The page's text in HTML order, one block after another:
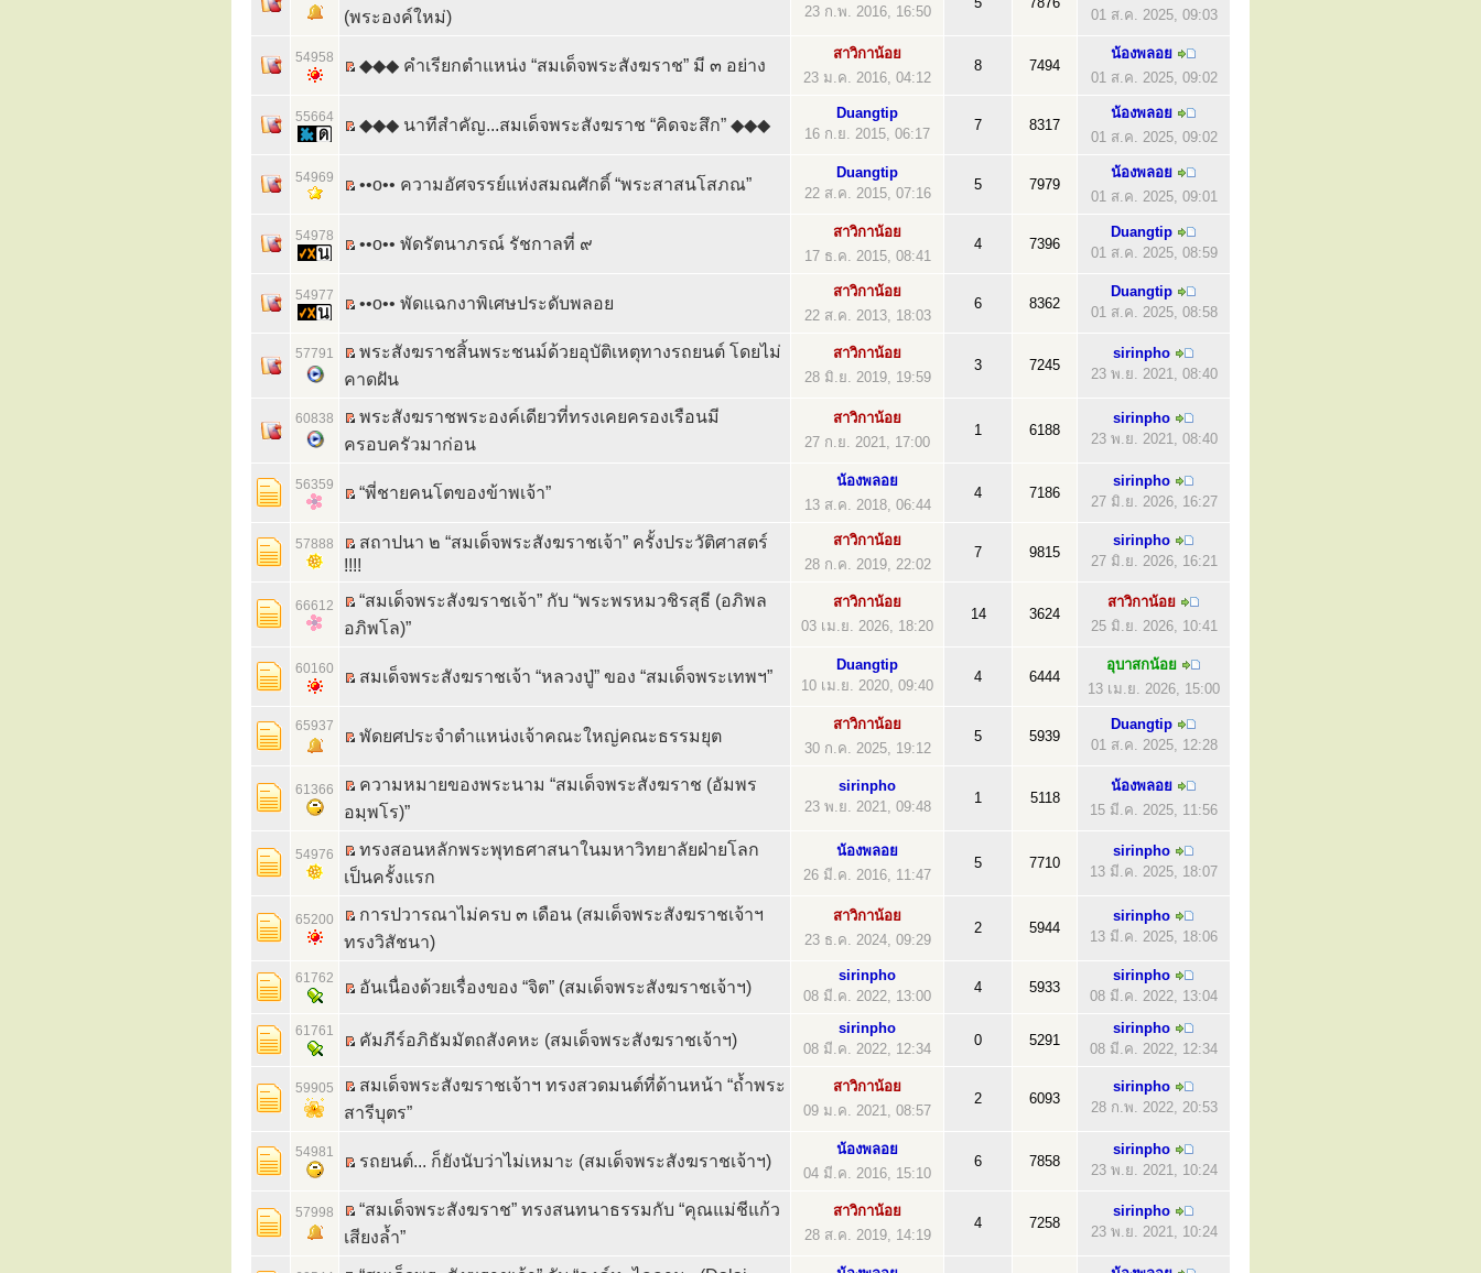
(พระองค์ใหม่)
23 ก.พ. 2016, 16:50
01 ส.ค. 2025, 09:03
54958 ◆◆◆ คำเรียกตำแหน่ง “สมเด็จพระสังฆราช” มี ๓ อย่าง
สาวิกาน้อย
23 ม.ค. 2016, 04:12
8 7494
น้องพลอย
01 ส.ค. 2025, 09:02
55664 ◆◆◆ นาทีสำคัญ...สมเด็จพระสังฆราช “คิดจะสึก” ◆◆◆
Duangtip
16 ก.ย. 2015, 06:17
7 8317
น้องพลอย
01 ส.ค. 2025, 09:02
54969 ••o•• ความอัศจรรย์แห่งสมณศักดิ์ “พระสาสนโสภณ”
Duangtip
22 ส.ค. 2015, 07:16
5 7979
น้องพลอย
01 ส.ค. 2025, 09:01
54978 ••o•• พัดรัตนาภรณ์ รัชกาลที่ ๙
สาวิกาน้อย
17 ธ.ค. 2015, 08:41
4 7396
Duangtip
01 ส.ค. 2025, 08:59
54977 ••o•• พัดแฉกงาพิเศษประดับพลอย
สาวิกาน้อย
22 ส.ค. 2013, 18:03
6 8362
Duangtip
01 ส.ค. 2025, 08:58
57791
พระสังฆราชสิ้นพระชนม์ด้วยอุบัติเหตุทางรถยนต์ โดยไม่
คาดฝัน
สาวิกาน้อย
28 มิ.ย. 2019, 19:59
3 7245
sirinpho
23 พ.ย. 2021, 08:40
60838
พระสังฆราชพระองค์เดียวที่ทรงเคยครองเรือนมี
ครอบครัวมาก่อน
สาวิกาน้อย
27 ก.ย. 2021, 17:00
1 6188
sirinpho
23 พ.ย. 2021, 08:40
56359 “พี่ชายคนโตของข้าพเจ้า”
น้องพลอย
13 ส.ค. 2018, 06:44
4 7186
sirinpho
27 มิ.ย. 2026, 16:27
57888
สถาปนา ๒ “สมเด็จพระสังฆราชเจ้า” ครั้งประวัติศาสตร์
!!!!
สาวิกาน้อย
28 ก.ค. 2019, 22:02
7 9815
sirinpho
27 มิ.ย. 2026, 16:21
66612
“สมเด็จพระสังฆราชเจ้า” กับ “พระพรหมวชิรสุธี (อภิพล
อภิพโล)”
สาวิกาน้อย
03 เม.ย. 2026, 18:20
14 3624
สาวิกาน้อย
25 มิ.ย. 2026, 10:41
60160 สมเด็จพระสังฆราชเจ้า “หลวงปู่” ของ “สมเด็จพระเทพฯ”
Duangtip
10 เม.ย. 2020, 09:40
4 6444
อุบาสกน้อย
13 เม.ย. 2026, 15:00
65937
พัดยศประจำตำแหน่งเจ้าคณะใหญ่คณะธรรมยุต
สาวิกาน้อย
30 ก.ค. 2025, 19:12
5 5939
Duangtip
01 ส.ค. 2025, 12:28
61366
ความหมายของพระนาม “สมเด็จพระสังฆราช (อัมพร
อมฺพโร)”
sirinpho
23 พ.ย. 2021, 09:48
1 5118
น้องพลอย
15 มี.ค. 2025, 11:56
54976
ทรงสอนหลักพระพุทธศาสนาในมหาวิทยาลัยฝ่ายโลก
เป็นครั้งแรก
น้องพลอย
26 มี.ค. 2016, 11:47
5 7710
sirinpho
13 มี.ค. 2025, 18:07
65200
การปวารณาไม่ครบ ๓ เดือน (สมเด็จพระสังฆราชเจ้าฯ
ทรงวิสัชนา)
สาวิกาน้อย
23 ธ.ค. 2024, 09:29
2 5944
sirinpho
13 มี.ค. 2025, 18:06
61762 อันเนื่องด้วยเรื่องของ “จิต” (สมเด็จพระสังฆราชเจ้าฯ)
sirinpho
08 มี.ค. 2022, 13:00
4 5933
sirinpho
08 มี.ค. 2022, 13:04
61761 คัมภีร์อภิธัมมัตถสังคหะ (สมเด็จพระสังฆราชเจ้าฯ)
sirinpho
08 มี.ค. 2022, 12:34
0 5291
sirinpho
08 มี.ค. 2022, 12:34
59905
สมเด็จพระสังฆราชเจ้าฯ ทรงสวดมนต์ที่ด้านหน้า “ถ้ำพระ
สารีบุตร”
สาวิกาน้อย
09 ม.ค. 2021, 08:57
2 6093
sirinpho
28 ก.พ. 2022, 20:53
54981 รถยนต์... ก็ยังนับว่าไม่เหมาะ (สมเด็จพระสังฆราชเจ้าฯ)
น้องพลอย
04 มี.ค. 2016, 15:10
6 7858
sirinpho
23 พ.ย. 2021, 10:24
57998
“สมเด็จพระสังฆราช” ทรงสนทนาธรรมกับ “คุณแม่ชีแก้ว
เสียงล้ำ”
สาวิกาน้อย
28 ส.ค. 2019, 14:19
4 7258
sirinpho
23 พ.ย. 2021, 10:24